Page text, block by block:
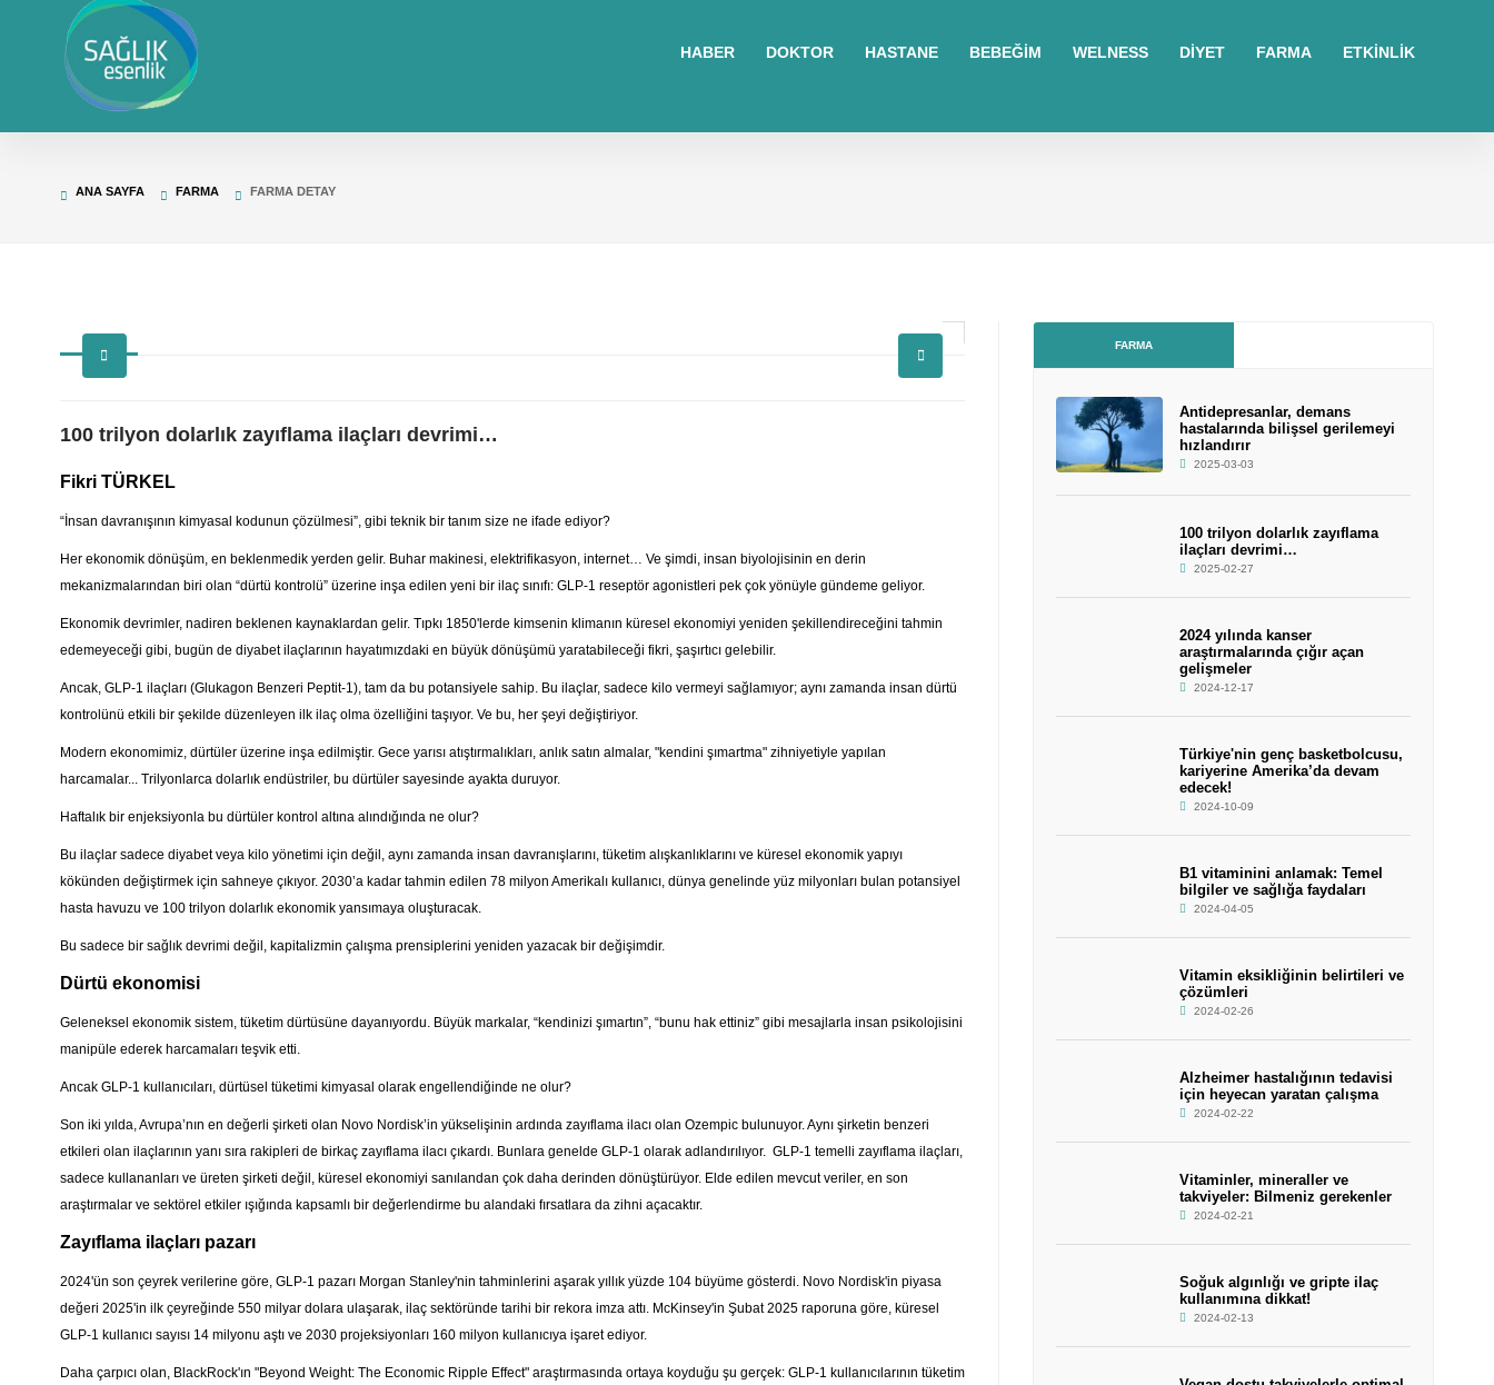
HABER DOKTOR HASTANE BEBEĞİM WELNESS DİYET FARMA ETKİNLİK
ANA SAYFA FARMA FARMA DETAY
100 trilyon dolarlık zayıflama ilaçları devrimi…
Fikri TÜRKEL
“İnsan davranışının kimyasal kodunun çözülmesi”, gibi teknik bir tanım size ne ifade ediyor?
Her ekonomik dönüşüm, en beklenmedik yerden gelir. Buhar makinesi, elektrifikasyon, internet… Ve şimdi, insan biyolojisinin en derin
mekanizmalarından biri olan “dürtü kontrolü” üzerine inşa edilen yeni bir ilaç sınıfı: GLP-1 reseptör agonistleri pek çok yönüyle gündeme geliyor.
Ekonomik devrimler, nadiren beklenen kaynaklardan gelir. Tıpkı 1850'lerde kimsenin klimanın küresel ekonomiyi yeniden şekillendireceğini tahmin
edemeyeceği gibi, bugün de diyabet ilaçlarının hayatımızdaki en büyük dönüşümü yaratabileceği fikri, şaşırtıcı gelebilir.
Ancak, GLP-1 ilaçları (Glukagon Benzeri Peptit-1), tam da bu potansiyele sahip. Bu ilaçlar, sadece kilo vermeyi sağlamıyor; aynı zamanda insan dürtü
kontrolünü etkili bir şekilde düzenleyen ilk ilaç olma özelliğini taşıyor. Ve bu, her şeyi değiştiriyor.
Modern ekonomimiz, dürtüler üzerine inşa edilmiştir. Gece yarısı atıştırmalıkları, anlık satın almalar, "kendini şımartma" zihniyetiyle yapılan
harcamalar... Trilyonlarca dolarlık endüstriler, bu dürtüler sayesinde ayakta duruyor.
Haftalık bir enjeksiyonla bu dürtüler kontrol altına alındığında ne olur?
Bu ilaçlar sadece diyabet veya kilo yönetimi için değil, aynı zamanda insan davranışlarını, tüketim alışkanlıklarını ve küresel ekonomik yapıyı
kökünden değiştirmek için sahneye çıkıyor. 2030’a kadar tahmin edilen 78 milyon Amerikalı kullanıcı, dünya genelinde yüz milyonları bulan potansiyel
hasta havuzu ve 100 trilyon dolarlık ekonomik yansımaya oluşturacak.
Bu sadece bir sağlık devrimi değil, kapitalizmin çalışma prensiplerini yeniden yazacak bir değişimdir.
Dürtü ekonomisi
Geleneksel ekonomik sistem, tüketim dürtüsüne dayanıyordu. Büyük markalar, “kendinizi şımartın”, “bunu hak ettiniz” gibi mesajlarla insan psikolojisini
manipüle ederek harcamaları teşvik etti.
Ancak GLP-1 kullanıcıları, dürtüsel tüketimi kimyasal olarak engellendiğinde ne olur?
Son iki yılda, Avrupa’nın en değerli şirketi olan Novo Nordisk’in yükselişinin ardında zayıflama ilacı olan Ozempic bulunuyor. Aynı şirketin benzeri
etkileri olan ilaçlarının yanı sıra rakipleri de birkaç zayıflama ilacı çıkardı. Bunlara genelde GLP-1 olarak adlandırılıyor. GLP-1 temelli zayıflama ilaçları,
sadece kullananları ve üreten şirketi değil, küresel ekonomiyi sanılandan çok daha derinden dönüştürüyor. Elde edilen mevcut veriler, en son
araştırmalar ve sektörel etkiler ışığında kapsamlı bir değerlendirme bu alandaki fırsatlara da zihni açacaktır.
Zayıflama ilaçları pazarı
2024'ün son çeyrek verilerine göre, GLP-1 pazarı Morgan Stanley'nin tahminlerini aşarak yıllık yüzde 104 büyüme gösterdi. Novo Nordisk'in piyasa
değeri 2025'in ilk çeyreğinde 550 milyar dolara ulaşarak, ilaç sektöründe tarihi bir rekora imza attı. McKinsey'in Şubat 2025 raporuna göre, küresel
GLP-1 kullanıcı sayısı 14 milyonu aştı ve 2030 projeksiyonları 160 milyon kullanıcıya işaret ediyor.
Daha çarpıcı olan, BlackRock'ın "Beyond Weight: The Economic Ripple Effect" araştırmasında ortaya koyduğu şu gerçek: GLP-1 kullanıcılarının tüketim
FARMA
Antidepresanlar, demans
hastalarında bilişsel gerilemeyi
hızlandırır
2025-03-03
100 trilyon dolarlık zayıflama
ilaçları devrimi…
2025-02-27
2024 yılında kanser
araştırmalarında çığır açan
gelişmeler
2024-12-17
Türkiye'nin genç basketbolcusu,
kariyerine Amerika’da devam
edecek!
2024-10-09
B1 vitaminini anlamak: Temel
bilgiler ve sağlığa faydaları
2024-04-05
Vitamin eksikliğinin belirtileri ve
çözümleri
2024-02-26
Alzheimer hastalığının tedavisi
için heyecan yaratan çalışma
2024-02-22
Vitaminler, mineraller ve
takviyeler: Bilmeniz gerekenler
2024-02-21
Soğuk algınlığı ve gripte ilaç
kullanımına dikkat!
2024-02-13
sohbetler
sohbet